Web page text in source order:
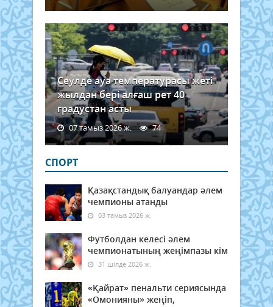
Сеулде ауа температурасы жеті
жылдан бері алғаш рет 40
градустан асты
07 тамыз 2026 ж. 74
СПОРТ
Қазақстандық балуандар әлем
чемпионы атанды
03 тамыз 2026 ж.
Футболдан келесі әлем
чемпионатының жеңімпазы кім
31 шілде 2026 ж.
«Қайрат» пенальти сериясында
«Омонияны» жеңіп,